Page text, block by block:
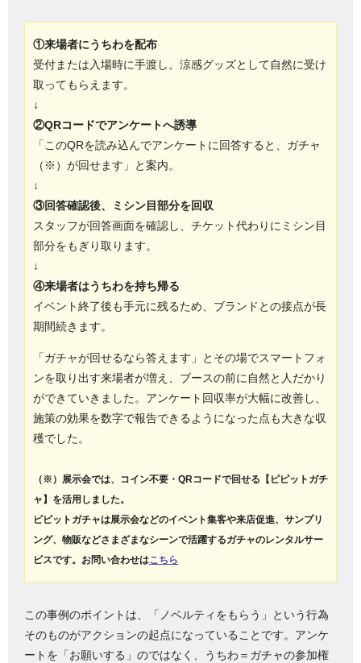
①来場者にうちわを配布
受付または入場時に手渡し。涼感グッズとして自然に受け
取ってもらえます。
↓
②QRコードでアンケートへ誘導
「このQRを読み込んでアンケートに回答すると、ガチャ
（※）が回せます」と案内。
↓
③回答確認後、ミシン目部分を回収
スタッフが回答画面を確認し、チケット代わりにミシン目
部分をもぎり取ります。
↓
④来場者はうちわを持ち帰る
イベント終了後も手元に残るため、ブランドとの接点が長
期間続きます。
「ガチャが回せるなら答えます」とその場でスマートフォ
ンを取り出す来場者が増え、ブースの前に自然と人だかり
ができていきました。アンケート回収率が大幅に改善し、
施策の効果を数字で報告できるようになった点も大きな収
穫でした。
（※）展示会では、コイン不要・QRコードで回せる【ピピットガチ
ャ】を活用しました。
ピピットガチャは展示会などのイベント集客や来店促進、サンプリ
ング、物販などさまざまなシーンで活躍するガチャのレンタルサー
ビスです。お問い合わせはこちら
この事例のポイントは、「ノベルティをもらう」という行為
そのものがアクションの起点になっていることです。アンケ
ートを「お願いする」のではなく、うちわ＝ガチャの参加権